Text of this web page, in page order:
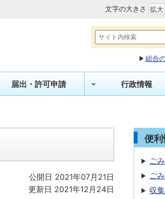
文字の大きさ 拡大
組合
届出・許可申請 行政情報
公開日 2021年07月21日
更新日 2021年12月24日
便
ご
ご
収